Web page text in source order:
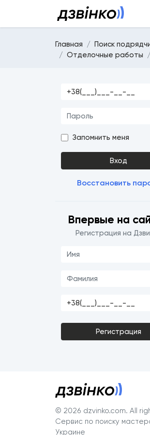
Главная Поиск
Отделочные работы
Запомнить меня
Вход
Восстановить
Впервые на
Регистрация на
Регистрация
© 2026 dzvinko.com. All
Сервис по поиску
Украине